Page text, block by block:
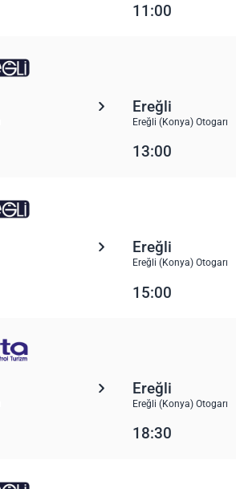
11:00
Ereğli
Ereğli (Konya) Otogarı
13:00
Ereğli
Ereğli (Konya) Otogarı
15:00
Ereğli
Ereğli (Konya) Otogarı
18:30